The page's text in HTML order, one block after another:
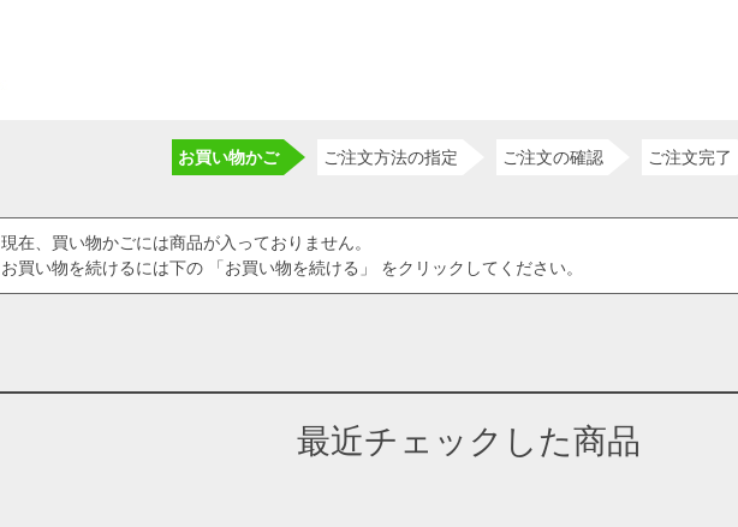
お買い物かご ご注文方法の指定 ご注文の確認 ご注文完了
現在、買い物かごには商品が入っておりません。
お買い物を続けるには下の 「お買い物を続ける」 をクリックしてください。
最近チェックした商品